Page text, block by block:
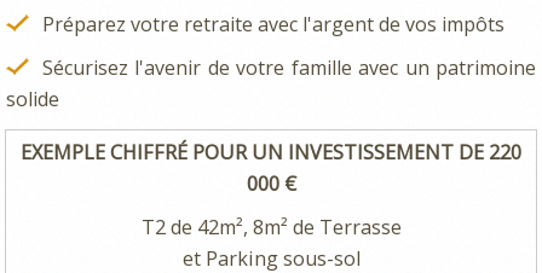
Préparez votre retraite avec l'argent de vos impôts
Sécurisez l'avenir de votre famille avec un patrimoine
solide
EXEMPLE CHIFFRÉ POUR UN INVESTISSEMENT DE 220
000 €
T2 de 42m², 8m² de Terrasse
et Parking sous-sol